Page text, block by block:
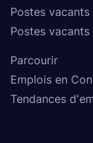
Postes
Postes
Parcourir
Emplois en
Tendances